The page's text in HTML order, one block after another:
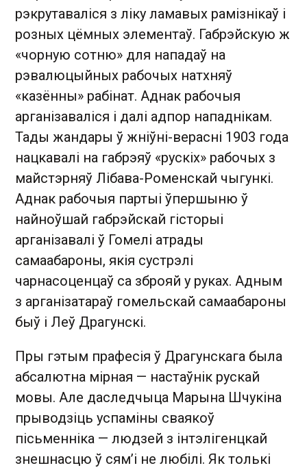
рэкрутаваліся з ліку ламавых рамізнікаў і
розных цёмных элементаў. Габрэйскую ж
«чорную сотню» для нападаў на
рэвалюцыйных рабочых натхняў
«казённы» рабінат. Аднак рабочыя
арганізаваліся і далі адпор нападнікам.
Тады жандары ў жніўні-верасні 1903 года
нацкавалі на габрэяў «рускіх» рабочых з
майстэрняў Лібава-Роменскай чыгункі.
Аднак рабочыя партыі ўпершыню ў
найноўшай габрэйскай гісторыі
арганізавалі ў Гомелі атрады
самаабароны, якія сустрэлі
чарнасоценцаў са зброяй у руках. Адным
з арганізатараў гомельскай самаабароны
быў і Леў Драгунскі.
Пры гэтым прафесія ў Драгунскага была
абсалютна мірная — настаўнік рускай
мовы. Але даследчыца Марына Шчукіна
прыводзіць успаміны сваякоў
пісьменніка — людзей з інтэлігенцкай
знешнасцю ў сям’і не любілі. Як толькі